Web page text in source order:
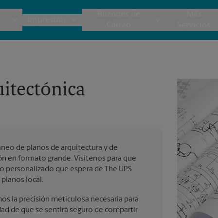
y Envío Cajas y Suministros de Mudanza
Garantía de Embalaje y Envío
de Envío y Embalaje
Materiales de Marketing
Tarjetas Postales
Tarjetas Comerciales
Todos los Servicios de Impresión
Fotos
de planos de arquitectura y de
en formato grande. Visítenos para que
que espera de The UPS
local.
la precisión meticulosa necesaria para
de que se sentirá seguro de compartir